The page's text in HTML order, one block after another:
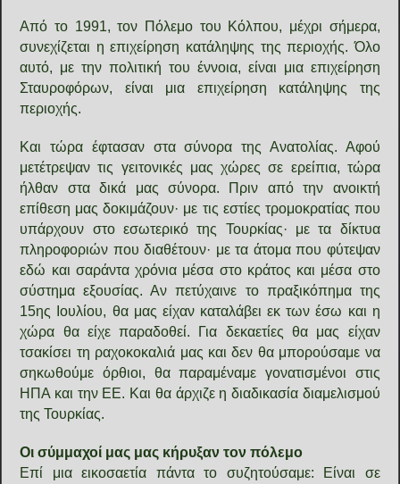
Από το 1991, τον Πόλεμο του Κόλπου, μέχρι σήμερα,
συνεχίζεται η επιχείρηση κατάληψης της περιοχής. Όλο
αυτό, με την πολιτική του έννοια, είναι μια επιχείρηση
Σταυροφόρων, είναι μια επιχείρηση κατάληψης της
περιοχής.
Και τώρα έφτασαν στα σύνορα της Ανατολίας. Αφού
μετέτρεψαν τις γειτονικές μας χώρες σε ερείπια, τώρα
ήλθαν στα δικά μας σύνορα. Πριν από την ανοικτή
επίθεση μας δοκιμάζουν· με τις εστίες τρομοκρατίας που
υπάρχουν στο εσωτερικό της Τουρκίας· με τα δίκτυα
πληροφοριών που διαθέτουν· με τα άτομα που φύτεψαν
εδώ και σαράντα χρόνια μέσα στο κράτος και μέσα στο
σύστημα εξουσίας. Αν πετύχαινε το πραξικόπημα της
15ης Ιουλίου, θα μας είχαν καταλάβει εκ των έσω και η
χώρα θα είχε παραδοθεί. Για δεκαετίες θα μας είχαν
τσακίσει τη ραχοκοκαλιά μας και δεν θα μπορούσαμε να
σηκωθούμε όρθιοι, θα παραμέναμε γονατισμένοι στις
ΗΠΑ και την ΕΕ. Και θα άρχιζε η διαδικασία διαμελισμού
της Τουρκίας.
Οι σύμμαχοί μας μας κήρυξαν τον πόλεμο
Επί μια εικοσαετία πάντα το συζητούσαμε: Είναι σε